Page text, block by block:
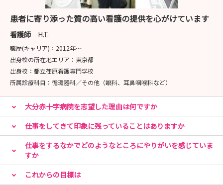
患者に寄り添った質の高い看護の提供を心がけています
看護師 H.T.
職歴(キャリア)： 2012年〜
出身校の所在地エリア： 東京都
出身校： 都立荏原看護専門学校
所属診療科目： 循環器科／その他（眼科、耳鼻咽喉科など）
大分赤十字病院を志望した理由は何ですか
仕事をしてきて印象に残っていることはありますか
仕事をするなかでどのようなところにやりがいを感じていま
すか
これからの目標は